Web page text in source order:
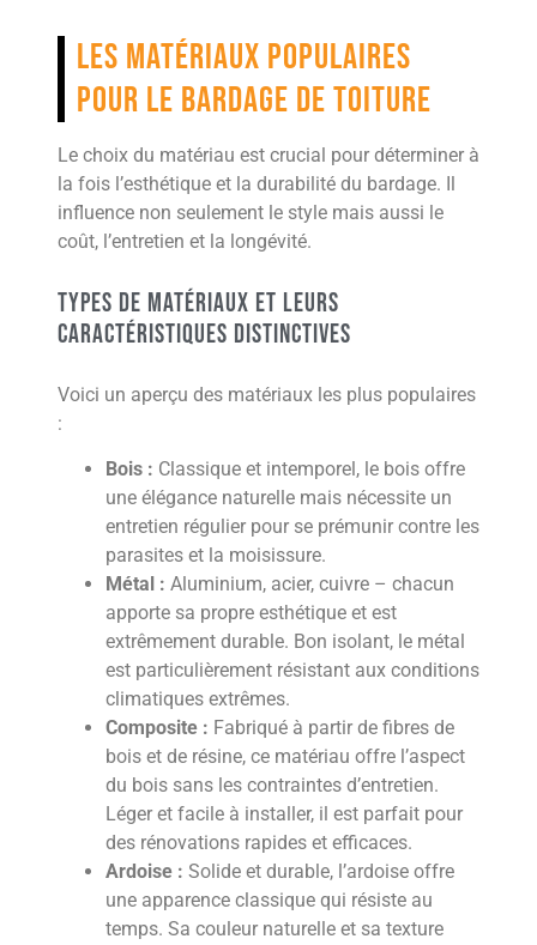
Les matériaux populaires
pour le bardage de toiture
Le choix du matériau est crucial pour déterminer à
la fois l’esthétique et la durabilité du bardage. Il
influence non seulement le style mais aussi le
coût, l’entretien et la longévité.
Types de matériaux et leurs
caractéristiques distinctives
Voici un aperçu des matériaux les plus populaires
:
Bois : Classique et intemporel, le bois offre
une élégance naturelle mais nécessite un
entretien régulier pour se prémunir contre les
parasites et la moisissure.
Métal : Aluminium, acier, cuivre – chacun
apporte sa propre esthétique et est
extrêmement durable. Bon isolant, le métal
est particulièrement résistant aux conditions
climatiques extrêmes.
Composite : Fabriqué à partir de fibres de
bois et de résine, ce matériau offre l’aspect
du bois sans les contraintes d’entretien.
Léger et facile à installer, il est parfait pour
des rénovations rapides et efficaces.
Ardoise : Solide et durable, l’ardoise offre
une apparence classique qui résiste au
temps. Sa couleur naturelle et sa texture